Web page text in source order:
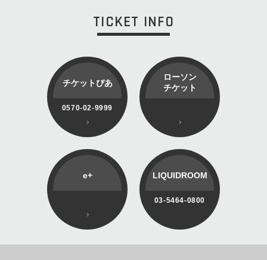
TICKET INFO
チケットぴあ
0570-02-9999
ローソン
チケット
e+ LIQUIDROOM
03-5464-0800